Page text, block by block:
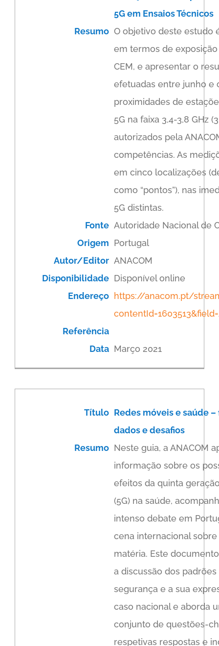
5G em Ensaios Técnicos
Resumo O objetivo deste estudo
em termos de
CEM, e apresentar o
efetuadas entre junho e
proximidades de
5G na faixa 3,4-3,8 GHz
autorizados pela
competências. As
em cinco localizações
como “pontos”), nas
5G distintas.
Fonte Autoridade Nacional de
Origem Portugal
Autor/Editor ANACOM
Disponibilidade Disponível online
Endereço https://anacom.pt/
Referência
Data Março 2021
Título Redes móveis e saúde –
dados e desafios
Resumo Neste guia, a ANACOM
informação sobre os
efeitos da quinta
(5G) na saúde,
intenso debate em
cena internacional sobre
matéria. Este
a discussão dos padrões
segurança e a sua
caso nacional e aborda
conjunto de questões-
respetivas respostas e